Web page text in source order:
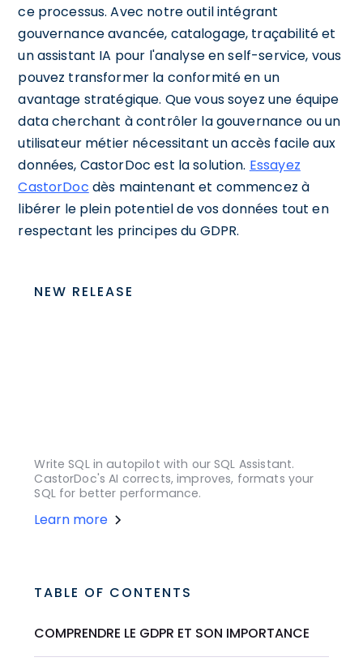
ce processus. Avec notre outil intégrant
gouvernance avancée, catalogage, traçabilité et
un assistant IA pour l'analyse en self-service, vous
pouvez transformer la conformité en un
avantage stratégique. Que vous soyez une équipe
data cherchant à contrôler la gouvernance ou un
utilisateur métier nécessitant un accès facile aux
données, CastorDoc est la solution. Essayez
CastorDoc dès maintenant et commencez à
libérer le plein potentiel de vos données tout en
respectant les principes du GDPR.
NEW RELEASE
Write SQL in autopilot with our SQL Assistant.
CastorDoc's AI corrects, improves, formats your
SQL for better performance.
Learn more
TABLE OF CONTENTS
COMPRENDRE LE GDPR ET SON IMPORTANCE